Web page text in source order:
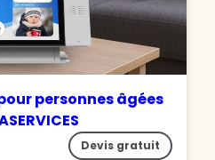
personnes âgées
Devis gratuit